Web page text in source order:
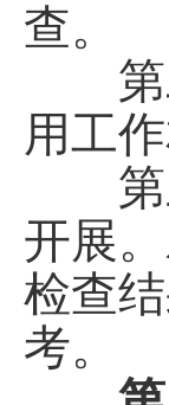
查。
第二
用工
第三
开展
检查
考。